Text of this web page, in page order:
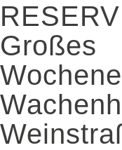
Großes